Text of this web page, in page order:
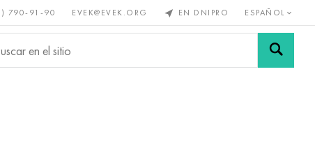
790-91-90 EVEK@EVEK.ORG EN DNIPRO ESPAÑOL
no Aleación de Mallas y